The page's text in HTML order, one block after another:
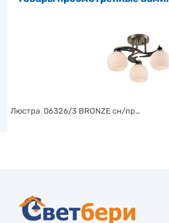
Люстра 06326/3 BRONZE сн/пр…